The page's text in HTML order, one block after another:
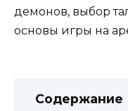
демонов, выбор
основы игры на
Содержание